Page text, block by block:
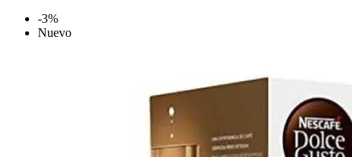
-3%
Nuevo